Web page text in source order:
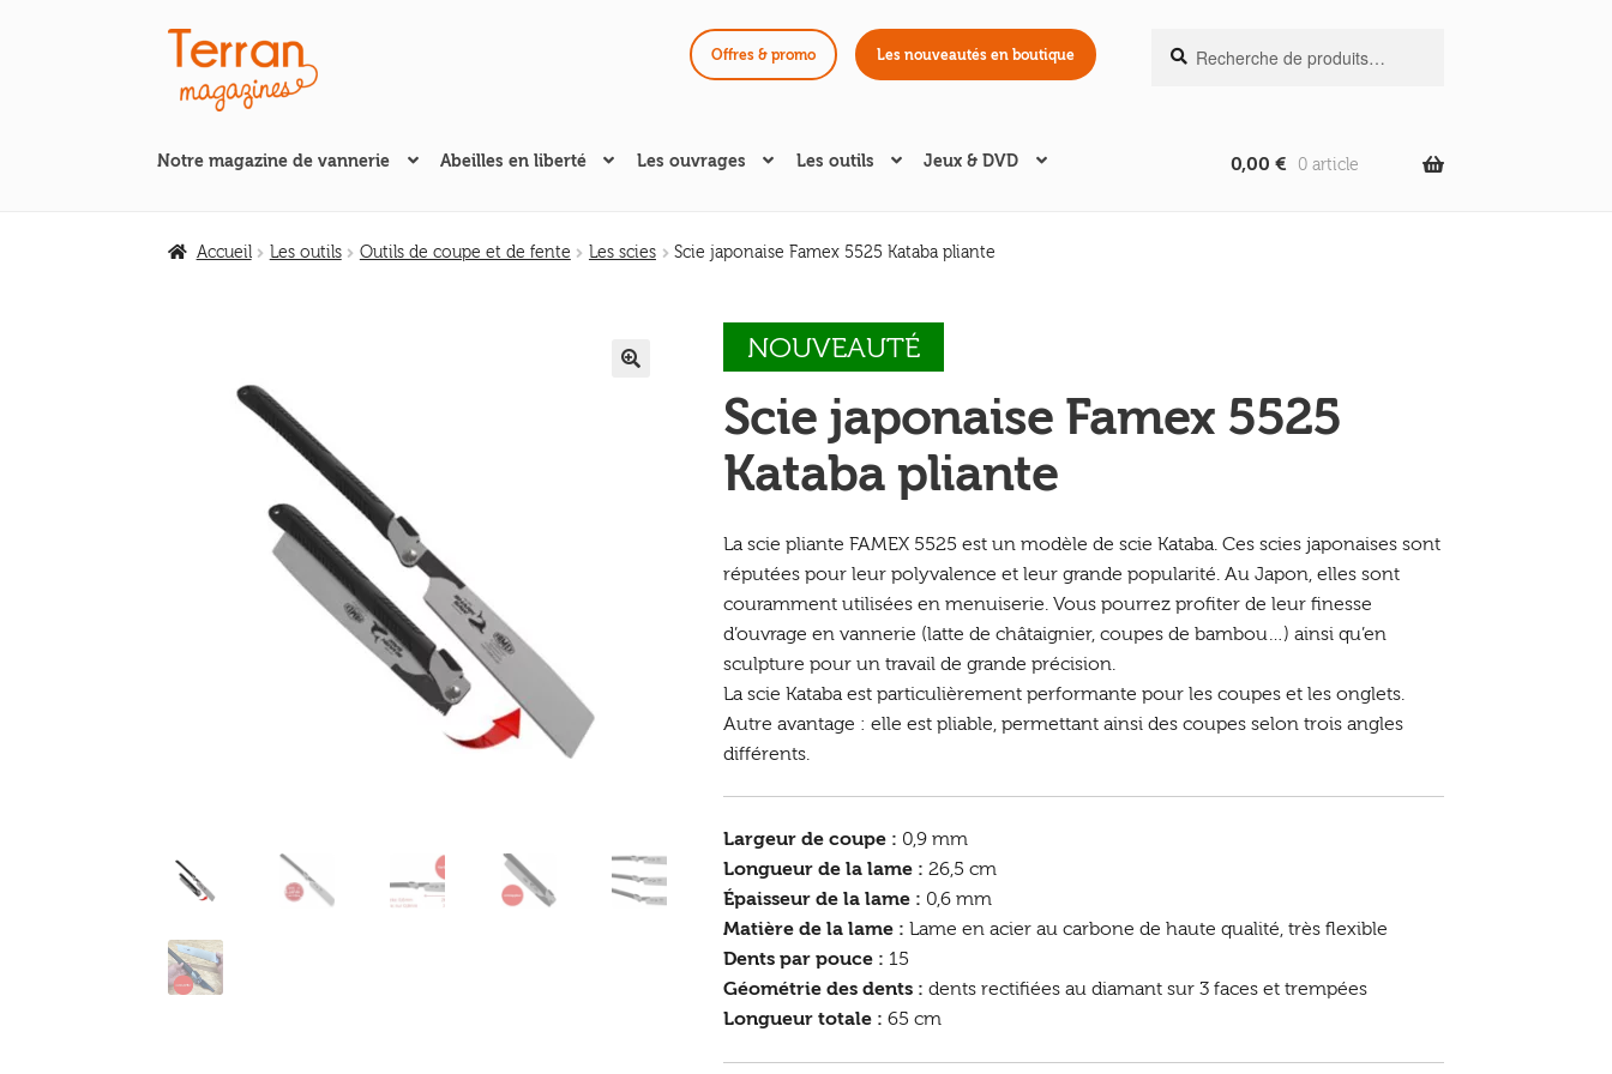
Aller
à
la
Aller
au
contenu
Offres & promo Les nouveautés en boutique
pour :
Recherche
Notre magazine de vannerie Abeilles en liberté Les ouvrages Les outils Jeux & DVD 0,00 € 0 article
Accueil Les outils Outils de coupe et de fente Les scies Scie japonaise Famex 5525 Kataba pliante
NOUVEAUTÉ
Scie japonaise Famex 5525
Kataba pliante
La scie pliante FAMEX 5525 est un modèle de scie Kataba. Ces scies japonaises sont
réputées pour leur polyvalence et leur grande popularité. Au Japon, elles sont
couramment utilisées en menuiserie. Vous pourrez profiter de leur finesse
d’ouvrage en vannerie (latte de châtaignier, coupes de bambou…) ainsi qu’en
sculpture pour un travail de grande précision.
La scie Kataba est particulièrement performante pour les coupes et les onglets.
Autre avantage : elle est pliable, permettant ainsi des coupes selon trois angles
différents.
Largeur de coupe : 0,9 mm
Longueur de la lame : 26,5 cm
Épaisseur de la lame : 0,6 mm
Matière de la lame : Lame en acier au carbone de haute qualité, très flexible
Dents par pouce : 15
Géométrie des dents : dents rectifiées au diamant sur 3 faces et trempées
Longueur totale : 65 cm